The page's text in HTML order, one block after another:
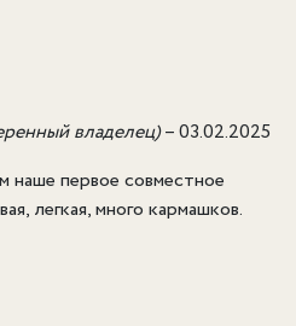
владелец)–03.02.2025
первое совместное
легкая, много кармашков.